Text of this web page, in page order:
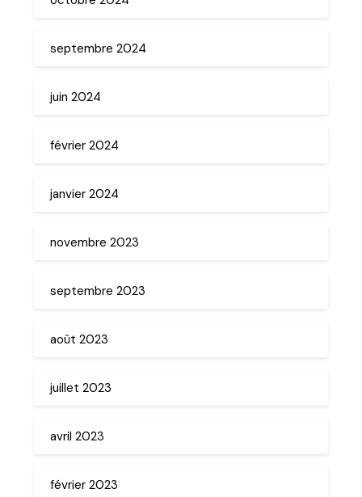
septembre 2024
juin 2024
février 2024
janvier 2024
novembre 2023
septembre 2023
août 2023
juillet 2023
avril 2023
février 2023